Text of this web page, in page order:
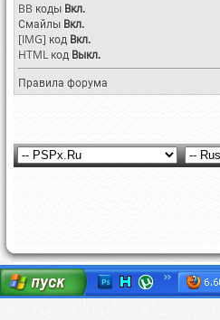
BB коды Вкл.
Смайлы Вкл.
[IMG] код Вкл.
HTML код Выкл.
Правила форума